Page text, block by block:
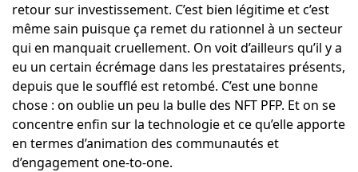
retour sur investissement. C’est bien légitime et c’est
même sain puisque ça remet du rationnel à un secteur
qui en manquait cruellement. On voit d’ailleurs qu’il y a
eu un certain écrémage dans les prestataires présents,
depuis que le soufflé est retombé. C’est une bonne
chose : on oublie un peu la bulle des NFT PFP. Et on se
concentre enfin sur la technologie et ce qu’elle apporte
en termes d’animation des communautés et
d’engagement one-to-one.